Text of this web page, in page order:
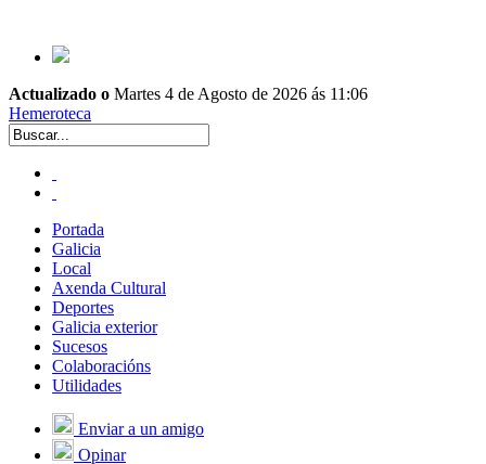
Actualizado o Martes 4 de Agosto de 2026 ás 11:06
Hemeroteca
Portada
Galicia
Local
Axenda Cultural
Deportes
Galicia exterior
Sucesos
Colaboracións
Utilidades
Enviar a un amigo
Opinar